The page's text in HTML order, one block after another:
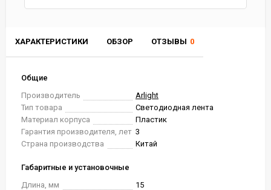
ХАРАКТЕРИСТИКИ ОБЗОР ОТЗЫВЫ 0
Общие
Производитель
Arlight
Тип товара
Светодиодная лента
Материал корпуса
Пластик
Гарантия производителя, лет 3
Страна производства
Китай
Габаритные и установочные
Длина, мм
15